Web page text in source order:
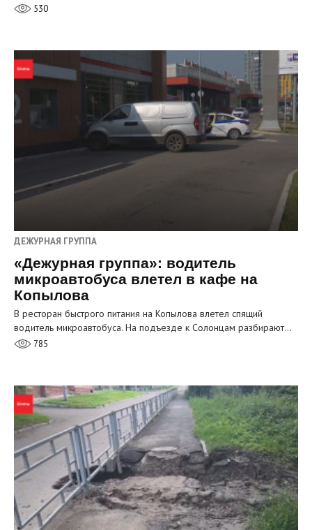
530
ДЕЖУРНАЯ ГРУППА
«Дежурная группа»: водитель
микроавтобуса влетел в кафе на
Копылова
В ресторан быстрого питания на Копылова влетел спящий
водитель микроавтобуса. На подъезде к Солонцам разбирают…
785